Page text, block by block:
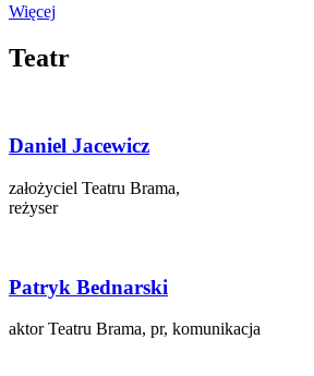
Więcej
Teatr
Daniel Jacewicz
założyciel Teatru Brama,
reżyser
Patryk Bednarski
aktor Teatru Brama, pr, komunikacja